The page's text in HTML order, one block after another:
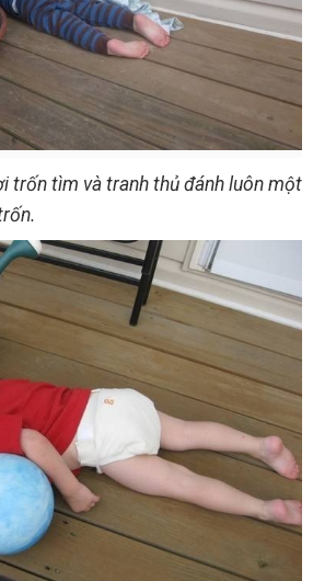
trốn tìm và tranh thủ đánh luôn một